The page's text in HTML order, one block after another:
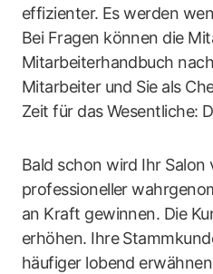
effizienter. Es werden
Bei Fragen können die
Mitarbeiterhandbuch
Mitarbeiter und Sie als
Zeit für das Wesentliche:
Bald schon wird Ihr Salon
professioneller
an Kraft gewinnen. Die
erhöhen. Ihre
häufiger lobend